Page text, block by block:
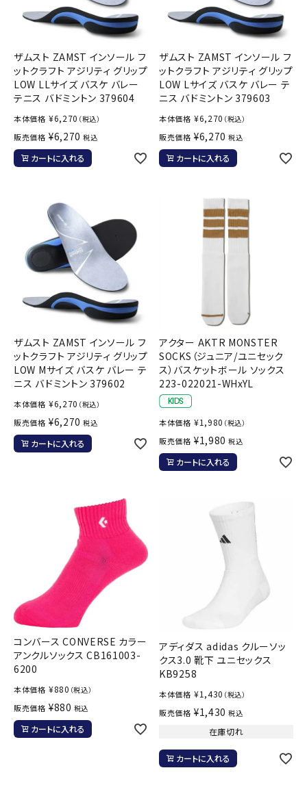
ザムスト ZAMST インソール フ
ットクラフト アジリティ グリップ
LOW LLサイズ バスケ バレー
テニス バドミントン 379604
本体価格 ¥6,270 （税込）
販売価格 ¥6,270 税込
カートに入れる
ザムスト ZAMST インソール フ
ットクラフト アジリティ グリップ
LOW Lサイズ バスケ バレー テ
ニス バドミントン 379603
本体価格 ¥6,270 （税込）
販売価格 ¥6,270 税込
カートに入れる
ザムスト ZAMST インソール フ
ットクラフト アジリティ グリップ
LOW Mサイズ バスケ バレー テ
ニス バドミントン 379602
本体価格 ¥6,270 （税込）
販売価格 ¥6,270 税込
カートに入れる
アクター AKTR MONSTER
SOCKS（ジュニア/ユニセック
ス）バスケットボール ソックス
223-022021-WHxYL
本体価格 ¥1,980 （税込）
販売価格 ¥1,980 税込
カートに入れる
コンバース CONVERSE カラー
アンクルソックス CB161003-
6200
本体価格 ¥880 （税込）
販売価格 ¥880 税込
カートに入れる
アディダス adidas クルーソッ
クス3.0 靴下 ユニセックス
KB9258
本体価格 ¥1,430 （税込）
販売価格 ¥1,430 税込
在庫切れ
カートに入れる